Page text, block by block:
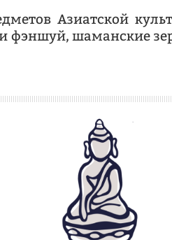
Азиатской
фэншуй, шаманские